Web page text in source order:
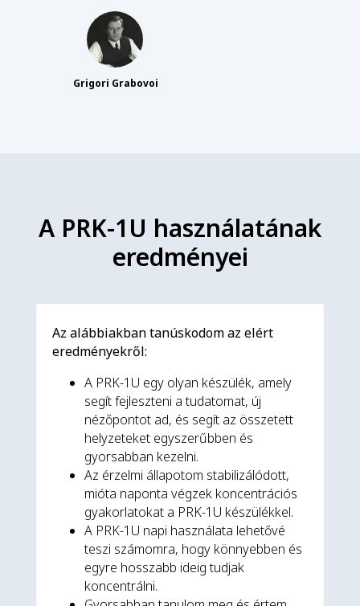
Grigori Grabovoi
A PRK-1U használatának
eredményei
Az alábbiakban tanúskodom az elért
eredményekről:
A PRK-1U egy olyan készülék, amely
segít fejleszteni a tudatomat, új
nézőpontot ad, és segít az összetett
helyzeteket egyszerűbben és
gyorsabban kezelni.
Az érzelmi állapotom stabilizálódott,
mióta naponta végzek koncentrációs
gyakorlatokat a PRK-1U készülékkel.
A PRK-1U napi használata lehetővé
teszi számomra, hogy könnyebben és
egyre hosszabb ideig tudjak
koncentrálni.